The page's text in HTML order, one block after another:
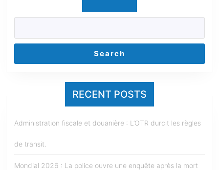
Search
RECENT POSTS
Administration fiscale et douanière : L’OTR durcit les règles
de transit.
Mondial 2026 : La police ouvre une enquête après la mort